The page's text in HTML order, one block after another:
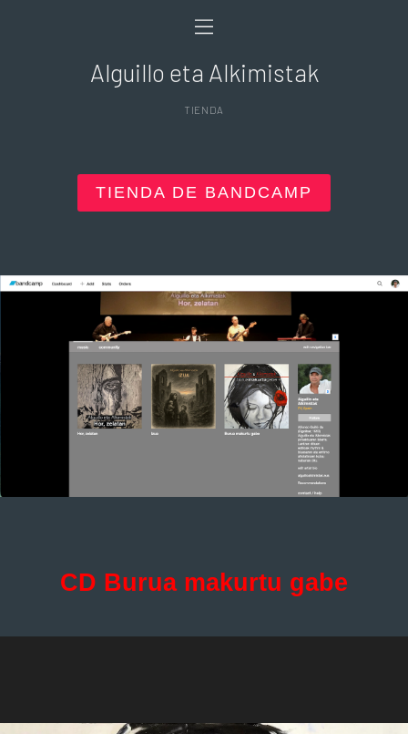
Alguillo eta Alkimistak
TIENDA
TIENDA DE BANDCAMP
CD Burua makurtu gabe